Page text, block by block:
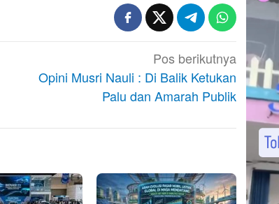
Pos berikutnya
Opini Musri Nauli : Di Balik Ketukan
Palu dan Amarah Publik